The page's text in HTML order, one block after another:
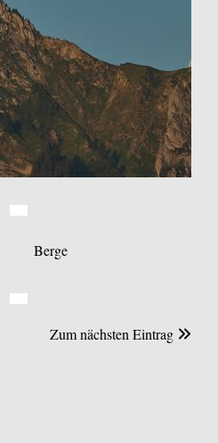
Berge
Zum nächsten Eintrag